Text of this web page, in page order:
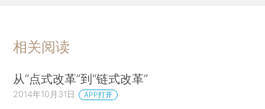
相关阅读
从“点式改革”到“链式改革”
2014年10月31日 APP打开